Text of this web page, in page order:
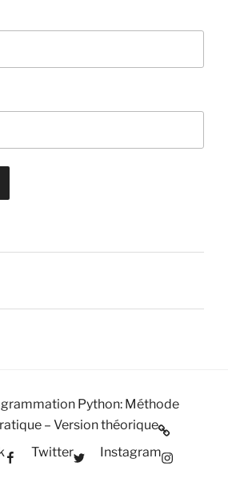
Python: Méthode
– Version théorique
Twitter
Instagram